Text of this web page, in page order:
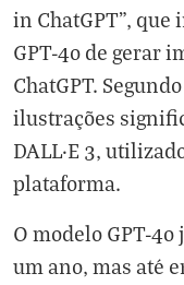
in ChatGPT", que
GPT-4o de gerar
ChatGPT.
ilustrações
DALL·E 3,
plataforma.
O modelo GPT-
um ano, mas até